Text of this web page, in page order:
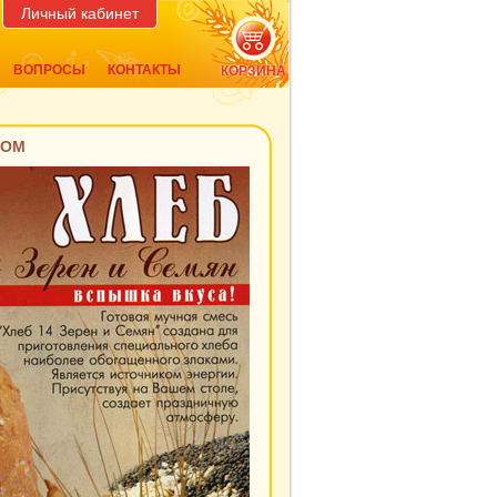
Личный кабинет
ВОПРОСЫ КОНТАКТЫ КОРЗИНА